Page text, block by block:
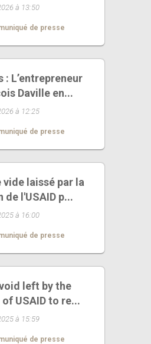
à 13:50
de presse
: L’entrepreneur
Daville en...
à 12:25
de presse
vide laissé par la
de l'USAID p...
à 16:00
de presse
left by the
USAID to re...
à 15:59
de presse